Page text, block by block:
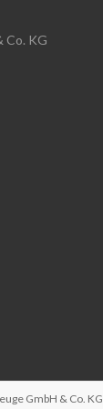
Co. KG
GmbH & Co. KG